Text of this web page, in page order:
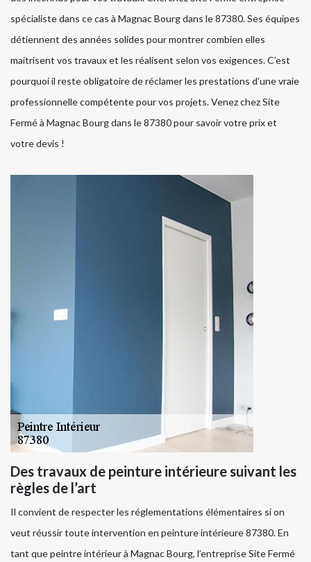
spécialiste dans ce cas à Magnac Bourg dans le 87380. Ses équipes
détiennent des années solides pour montrer combien elles
maitrisent vos travaux et les réalisent selon vos exigences. C’est
pourquoi il reste obligatoire de réclamer les prestations d’une vraie
professionnelle compétente pour vos projets. Venez chez Site
Fermé à Magnac Bourg dans le 87380 pour savoir votre prix et
votre devis !
Des travaux de peinture intérieure suivant les
règles de l’art
Il convient de respecter les réglementations élémentaires si on
veut réussir toute intervention en peinture intérieure 87380. En
tant que peintre intérieur à Magnac Bourg, l’entreprise Site Fermé